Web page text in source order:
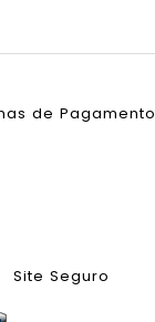
de Pagamento
Site Seguro